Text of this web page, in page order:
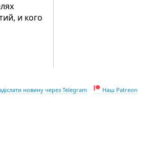
и кого
новину через Telegram Наш Patreon